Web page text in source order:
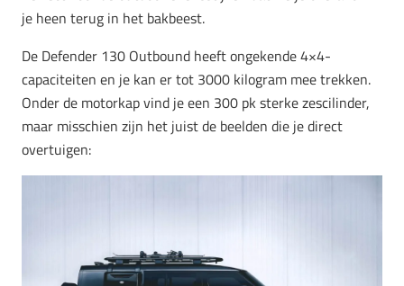
je heen terug in het bakbeest.
De Defender 130 Outbound heeft ongekende 4×4-
capaciteiten en je kan er tot 3000 kilogram mee trekken.
Onder de motorkap vind je een 300 pk sterke zescilinder,
maar misschien zijn het juist de beelden die je direct
overtuigen: